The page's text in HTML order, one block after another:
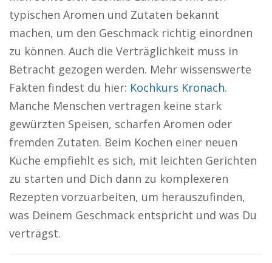
typischen Aromen und Zutaten bekannt
machen, um den Geschmack richtig einordnen
zu können. Auch die Verträglichkeit muss in
Betracht gezogen werden. Mehr wissenswerte
Fakten findest du hier: Kochkurs Kronach.
Manche Menschen vertragen keine stark
gewürzten Speisen, scharfen Aromen oder
fremden Zutaten. Beim Kochen einer neuen
Küche empfiehlt es sich, mit leichten Gerichten
zu starten und Dich dann zu komplexeren
Rezepten vorzuarbeiten, um herauszufinden,
was Deinem Geschmack entspricht und was Du
verträgst.